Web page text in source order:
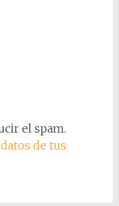
el spam.
de tus